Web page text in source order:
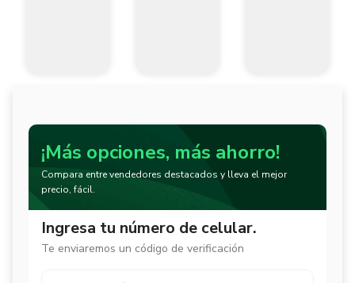
¡Más opciones, más ahorro!
Compara entre vendedores destacados y lleva el mejor
precio, fácil.
Ingresa tu número de celular.
Te enviaremos un código de verificación